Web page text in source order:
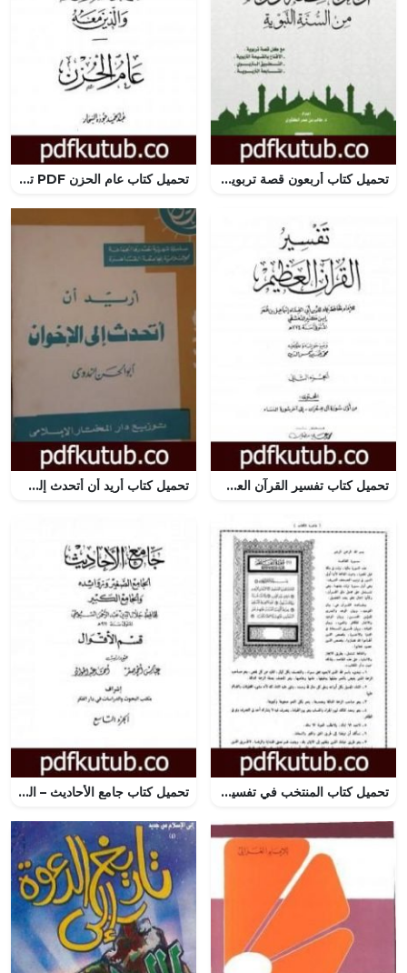
تحميل كتاب أربعون قصة تربوية من السنة النبوية PDF تأليف د. طالب الكثيري مجانا [كامل] تحميل كتاب عام الحزن PDF تأليف عبد الحميد جودة السحار مجانا [كامل]
تحميل كتاب تفسير القرآن العظيم – مجلد 2 PDF تأليف ابن كثير مجانا [كامل] تحميل كتاب أريد أن أتحدث إلى الإخوان PDF تأليف أبو الحسن الندوي مجانا [كامل]
تحميل كتاب المنتخب في تفسير القرآن الكريم PDF تأليف نخبة من العلماء مجانا [كامل] تحميل كتاب جامع الأحاديث – الجامع الصغير وزوائده والجامع الكبير – قسم الأقوال – الجزء التاسع PDF تأليف جلال الدين السيوطي مجانا [كامل]